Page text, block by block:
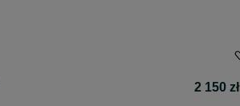
2 150 zł